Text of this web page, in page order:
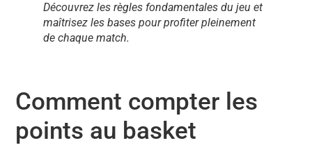
Découvrez les règles fondamentales du jeu et
maîtrisez les bases pour profiter pleinement
de chaque match.
Comment compter les
points au basket